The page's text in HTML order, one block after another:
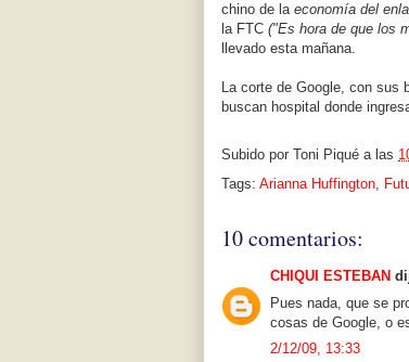
chino de la economía del
la FTC ("Es hora de que los
llevado esta mañana.
La corte de Google, con sus
buscan hospital donde
Subido por Toni Piqué a las
Tags: Arianna Huffington,
10 comentarios:
CHIQUI ESTEBAN
Pues nada, que se
cosas de Google, o
2/12/09, 13:33